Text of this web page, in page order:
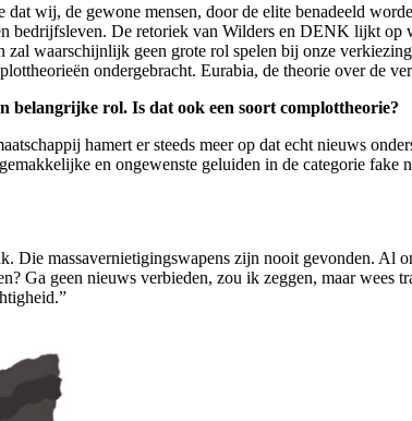
wij, de gewone mensen, door de elite benadeeld
bedrijfsleven. De retoriek van Wilders en DENK lijkt
zal waarschijnlijk geen grote rol spelen bij onze
ondergebracht. Eurabia, de theorie over de
belangrijke rol. Is dat ook een soort complottheorie?
hamert er steeds meer op dat echt nieuws
en ongewenste geluiden in de categorie
Die massavernietigingswapens zijn nooit gevonden. Al
Ga geen nieuws verbieden, zou ik zeggen, maar wees